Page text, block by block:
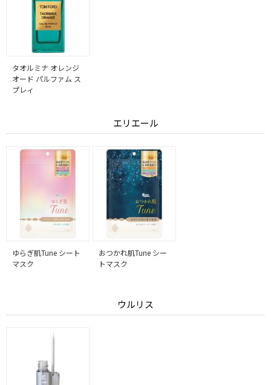
タオルミナ オレンジ
オード パルファム ス
プレィ
エリエール
ゆらぎ肌Tune シート
マスク
おつかれ肌Tune シー
トマスク
ウルリス